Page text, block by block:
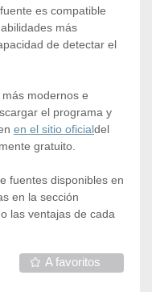
es compatible
más
de detectar el
modernos e
el programa y
en el sitio oficialdel
gratuito.
fuentes disponibles en
en la sección
las ventajas de cada
A favoritos